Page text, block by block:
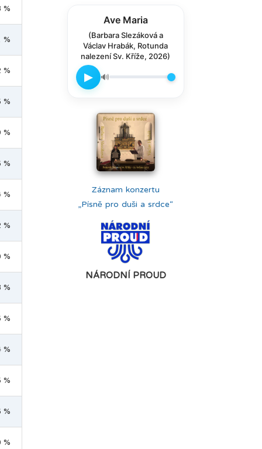
%
%
%
%
%
%
%
%
%
%
%
%
%
%
%
Ave Maria
(Barbara Slezáková a
Václav Hrabák, Rotunda
nalezení Sv. Kříže, 2026)
▶ 🔊
Záznam konzertu
„Písně pro duši a srdce“
NÁRODNÍ PROUD